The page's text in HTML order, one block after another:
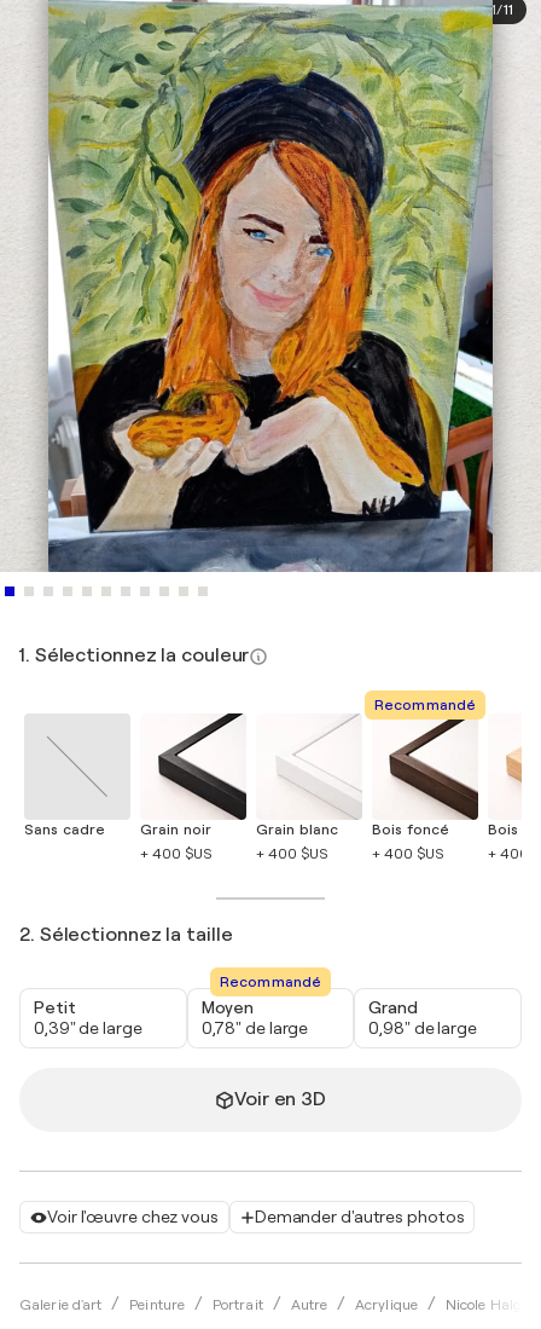
Voir l'œuvre chez vous Demander d'autres photos
Galerie d'art Peinture Portrait Autre Acrylique Nicole
1/11
1. Sélectionnez la couleur
Sans cadre
Grain noir
+ 400 $US
Grain blanc
+ 400 $US
Recommandé
Bois foncé
+ 400 $US
Bois
+ 400
2. Sélectionnez la taille
Petit
0,39" de large
Recommandé
Moyen
0,78" de large
Grand
0,98" de large
Voir en 3D